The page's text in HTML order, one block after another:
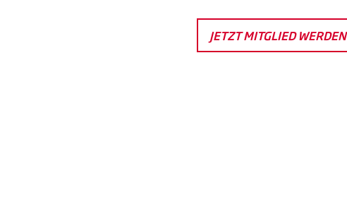
JETZT MITGLIED WERDEN